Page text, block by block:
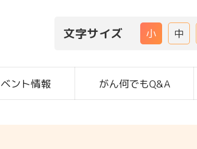
文字サイズ 小 中
ント情報 がん何でもQ&A